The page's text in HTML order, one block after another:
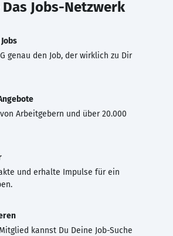
Das Jobs-Netzwerk
genau den Job, der wirklich zu Dir
Arbeitgebern und über 20.000
und erhalte Impulse für ein
kannst Du Deine Job-Suche